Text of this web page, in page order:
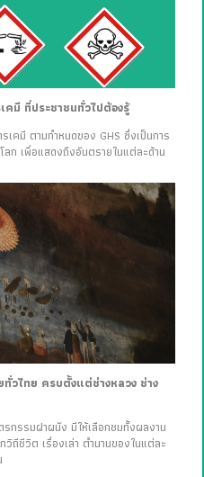
มี ที่ประชาชนทั่วไปต้องรู้
มี ตามกำหนดของ GHS ซึ่งเป็นการ
ลก เพื่อแสดงถึงอันตรายในแต่ละด้าน
วไทย ครบตั้งแต่ช่างหลวง ช่าง
กรรมฝาผนัง มีให้เลือกชมทั้งผลงาน
ถีชีวิต เรื่องเล่า ตำนานของในแต่ละ